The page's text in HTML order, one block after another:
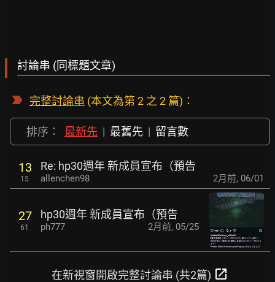
討論串 (同標題文章)
完整討論串 (本文為第 2 之 2 篇)：
排序： 最新先 | 最舊先 | 留言數
13
15
Re: hp30週年 新成員宣布（預告
allenchen98 2月前, 06/01
27
61
hp30週年 新成員宣布（預告
ph777 2月前, 05/25
在新視窗開啟完整討論串 (共2篇) open_in_new